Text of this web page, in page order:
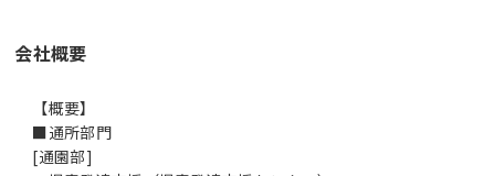
会社概要
【概要】
■通所部門
[通園部]